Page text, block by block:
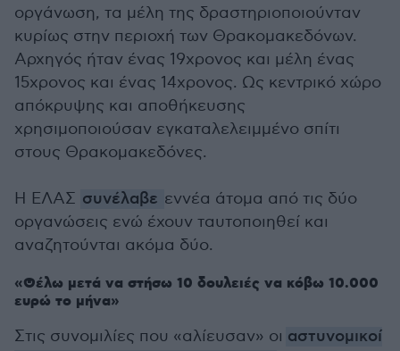
οργάνωση, τα μέλη της δραστηριοποιούνταν
κυρίως στην περιοχή των Θρακομακεδόνων.
Αρχηγός ήταν ένας 19χρονος και μέλη ένας
15χρονος και ένας 14χρονος. Ως κεντρικό χώρο
απόκρυψης και αποθήκευσης
χρησιμοποιούσαν εγκαταλελειμμένο σπίτι
στους Θρακομακεδόνες.
Η ΕΛΑΣ συνέλαβε εννέα άτομα από τις δύο
οργανώσεις ενώ έχουν ταυτοποιηθεί και
αναζητούνται ακόμα δύο.
«Θέλω μετά να στήσω 10 δουλειές να κόβω 10.000
ευρώ το μήνα»
Στις συνομιλίες που «αλίευσαν» οι αστυνομικοί